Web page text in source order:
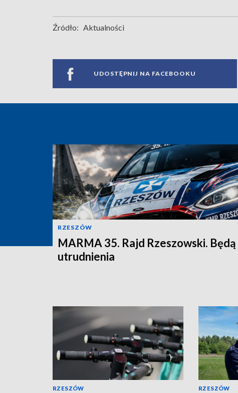
Źródło: Aktualności
UDOSTĘPNIJ NA FACEBOOKU
RZESZÓW
MARMA 35. Rajd Rzeszowski. Będą
utrudnienia
RZESZÓW RZESZÓW